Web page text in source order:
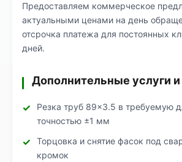
Предоставляем коммерческое
актуальными ценами на день
отсрочка платежа для постоянных
дней.
Дополнительные услуги и
Резка труб 89×3.5 в требуемую
точностью ±1 мм
Торцовка и снятие фасок под
кромок